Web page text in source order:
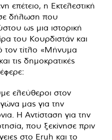
επέτειο, η Εκτελεστική
δήλωση που
ως μια ιστορική
του Κουρδιστάν και
τίτλο «Μήνυμα
τις δημοκρατικές
ελεύθεροι στον
μας για την
Η Αντίσταση για την
που ξεκίνησε πριν
στο Eruh και το